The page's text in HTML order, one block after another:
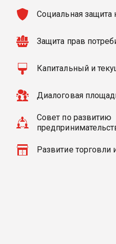
Социальная защита
Защита прав
Капитальный и
Диалоговая
Совет по развитию
Развитие торговли